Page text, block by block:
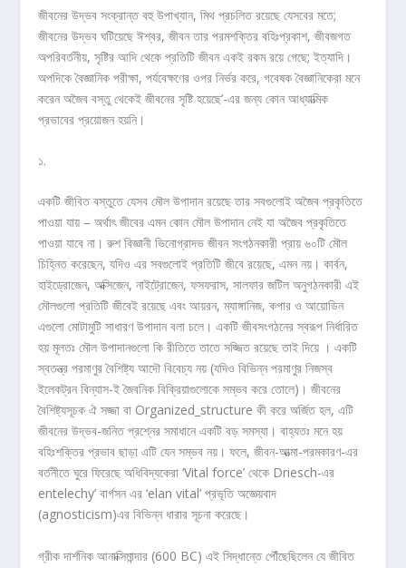
জীবনের উদ্ভব সংক্রান্ত বহু উপাখ্যান, মিথ প্রচলিত রয়েছে যেসবের মতে;
জীবনের উদ্ভব ঘটিয়েছে ঈশ্বর, জীবন তার পরমশক্তির বহিঃপ্রকাশ, জীবজগত
অপরিবর্তনীয়, সৃষ্টির আদি থেকে প্রতিটি জীবন একই রকম রয়ে গেছে; ইত্যাদি।
অপদিকে বৈজ্ঞানিক পরীক্ষা, পর্যবেক্ষণের ওপর নির্ভর করে, গবেষক বৈজ্ঞানিকেরা মনে
করেন অজৈব বস্তু থেকেই জীবনের সৃষ্টি হয়েছে’-এর জন্য কোন আধ্যাত্মিক
প্রভাবের প্রয়োজন হয়নি।
১.
একটি জীবিত বস্তুতে যেসব মৌল উপাদান রয়েছে তার সবগুলোই অজৈব প্রকৃতিতে
পাওয়া যায় – অর্থাৎ জীবের এমন কোন মৌল উপাদান নেই যা অজৈব প্রকৃতিতে
পাওয়া যাবে না। রুশ বিজ্ঞানী ভিনোগ্রাদভ জীবন সংগঠনকারী প্রায় ৬০টি মৌল
চিহ্নিত করেছেন, যদিও এর সবগুলোই প্রতিটি জীবে রয়েছে, এমন নয়। কার্বন,
হাইড্রোজেন, অক্সিজেন, নাইট্রোজেন, ফসফরাস, সালফার জটিল অনুগঠনকারী এই
মৌলগুলো প্রতিটি জীবেই রয়েছে এবং আয়রন, ম্যাঙ্গানিজ, কপার ও আয়োডিন
এগুলো মোটামুটি সাধারণ উপাদান বলা চলে। একটি জীবসংগঠনের স্বরূপ নির্ধারিত
হয় মূলতঃ মৌল উপাদানগুলো কি রীতিতে তাতে সজ্জিত রয়েছে তাই দিয়ে । একটি
স্বতন্ত্র পরমাণুর বৈশিষ্ট্য আদৌ বিবেচ্য নয় (যদিও বিভিন্ন পরমাণুর নিজস্ব
ইলেকট্রন বিন্যাস-ই জৈবনিক বিক্রিয়াগুলোকে সম্ভব করে তোলে)। জীবনের
বৈশিষ্ট্যসূচক ঐ সজ্জা বা Organized_structure কী করে অর্জিত হল, এটি
জীবনের উদ্ভব-জনিত প্রশ্নের সমাধানে একটি বড় সমস্যা। বাহ্যতঃ মনে হয়
বহিঃশক্তির প্রভাব ছাড়া এটি যেন সম্ভব নয়। ফলে, জীবন-আত্মা-পরমকারণ-এর
বর্তনীতে ঘুরে ফিরেছে অধিবিদ্যকেরা ‘Vital force’ থেকে Driesch-এর
entelechy’ বার্গসন এর ‘elan vital’ প্রভৃতি অজ্ঞেয়বাদ
(agnosticism)এর বিভিন্ন ধারার সূচনা করেছে।
গ্রীক দার্শনিক আনাক্সিমান্দার (600 BC) এই সিদ্ধান্তে পৌঁছেছিলেন যে জীবিত